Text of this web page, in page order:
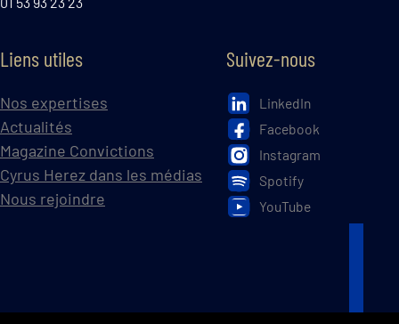
Liens utiles
Nos expertises
Actualités
Magazine Convictions
Cyrus Herez dans les médias
Nous rejoindre
Suivez-nous
LinkedIn
Facebook
Instagram
Spotify
YouTube